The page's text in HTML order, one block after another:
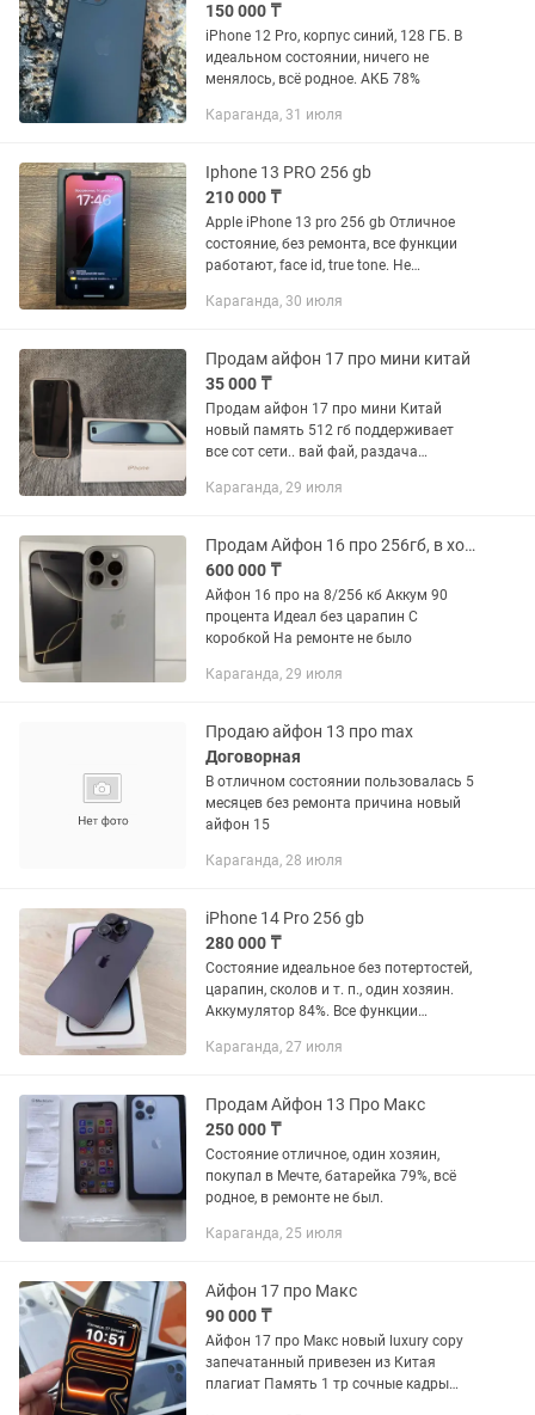
150 000 ₸
iPhone 12 Pro, корпус синий, 128 ГБ. В
идеальном состоянии, ничего не
менялось, всё родное. АКБ 78%
Караганда, 31 июля
Iphone 13 PRO 256 gb
210 000 ₸
Apple iPhone 13 pro 256 gb Отличное
состояние, без ремонта, все функции
работают, face id, true tone. Не
Коробка, полный комплект.
Караганда, 30 июля
Продам айфон 17 про мини китай
35 000 ₸
Продам айфон 17 про мини Китай
новый память 512 гб поддерживает
все сот сети.. вай фай, раздача
нутри полностью андроид телефон
Караганда, 29 июля
Продам Айфон 16 про 256гб, в хорошем состоянии
600 000 ₸
Айфон 16 про на 8/256 кб Аккум 90
процента Идеал без царапин С
коробкой На ремонте не было
Караганда, 29 июля
Продаю айфон 13 про max
Договорная
В отличном состоянии пользовалась 5
месяцев без ремонта причина новый
айфон 15
Караганда, 28 июля
iPhone 14 Pro 256 gb
280 000 ₸
Состояние идеальное без потертостей,
царапин, сколов и т. п., один хозяин.
Аккумулятор 84%. Все функции
вскрывался, никаких замен запчастей
Караганда, 27 июля
Продам Айфон 13 Про Макс
250 000 ₸
Состояние отличное, один хозяин,
покупал в Мечте, батарейка 79%, всё
родное, в ремонте не был.
Караганда, 25 июля
Айфон 17 про Макс
90 000 ₸
Айфон 17 про Макс новый luxury copy
запечатанный привезен из Китая
плагиат Память 1 тр сочные кадры